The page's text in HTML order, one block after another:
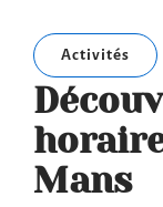
Activités
Mans